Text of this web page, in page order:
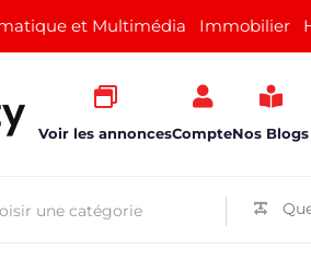
et Multimédia Immobilier
Voir les annoncesCompteNos Blogs